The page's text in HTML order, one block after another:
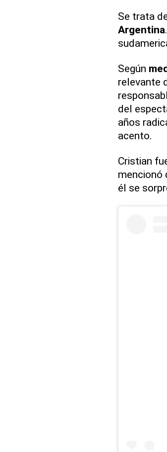
Se trata
Argentina
Según
relevante
del
años
acento.
Cristian
mencionó
él se